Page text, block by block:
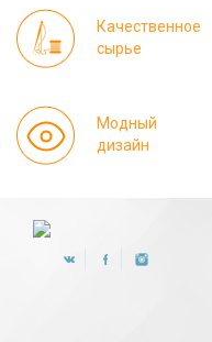
Качественное
сырье
Модный
дизайн